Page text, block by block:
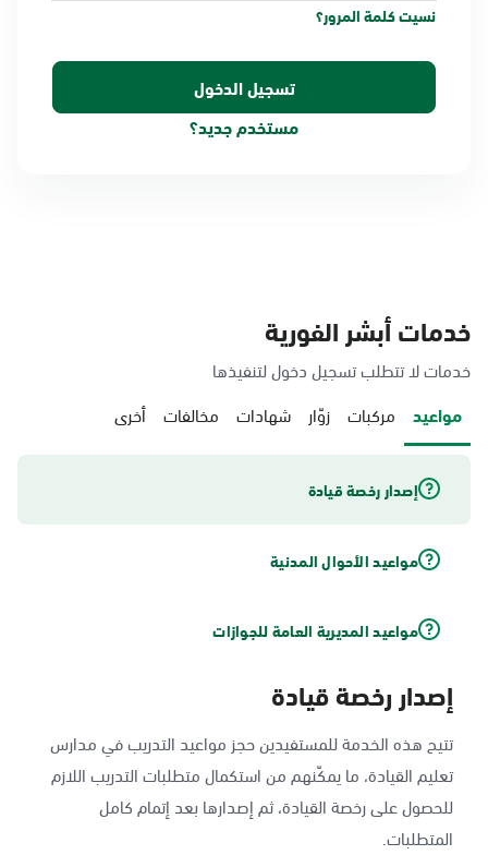
نسيت كلمة المرور؟
مستخدم جديد؟
خدمات أبشر الفورية
خدمات لا تتطلب تسجيل دخول لتنفيذها
مواعيد مركبات زوّار شهادات مخالفات أخرى
إصدار رخصة قيادة
مواعيد الأحوال المدنية
مواعيد المديرية العامة للجوازات
إصدار رخصة قيادة
تتيح هذه الخدمة للمستفيدين حجز مواعيد التدريب في مدارس
تعليم القيادة، ما يمكّنهم من استكمال متطلبات التدريب اللازم
للحصول على رخصة القيادة، ثم إصدارها بعد إتمام كامل
المتطلبات.